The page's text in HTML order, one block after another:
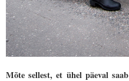
Mõte sellest, et ühel päeval